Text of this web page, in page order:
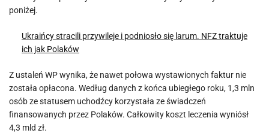
poniżej.
Ukraińcy stracili przywileje i podniosło się larum. NFZ traktuje
ich jak Polaków
Z ustaleń WP wynika, że nawet połowa wystawionych faktur nie
została opłacona. Według danych z końca ubiegłego roku, 1,3 mln
osób ze statusem uchodźcy korzystała ze świadczeń
finansowanych przez Polaków. Całkowity koszt leczenia wyniósł
4,3 mld zł.